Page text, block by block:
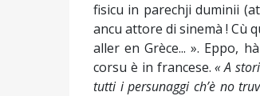
fisicu in parechji duminii
ancu attore di sinemà ! Cù
aller en Grèce... ». Eppo,
corsu è in francese.« A
tutti i persunaggi ch’è no